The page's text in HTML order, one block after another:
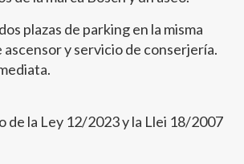
plazas de parking en la misma
y servicio de conserjería.
de la Ley 12/2023 y la Llei 18/2007